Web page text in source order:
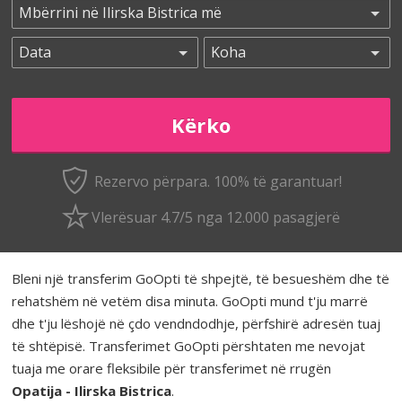
Rezervo përpara. 100% të garantuar!
Vlerësuar 4.7/5 nga 12.000 pasagjerë
Bleni një transferim GoOpti të shpejtë, të besueshëm dhe të
rehatshëm në vetëm disa minuta. GoOpti mund t'ju marrë
dhe t'ju lëshojë në çdo vendndodhje, përfshirë adresën tuaj
të shtëpisë. Transferimet GoOpti përshtaten me nevojat
tuaja me orare fleksibile për transferimet në rrugën
Opatija - Ilirska Bistrica.